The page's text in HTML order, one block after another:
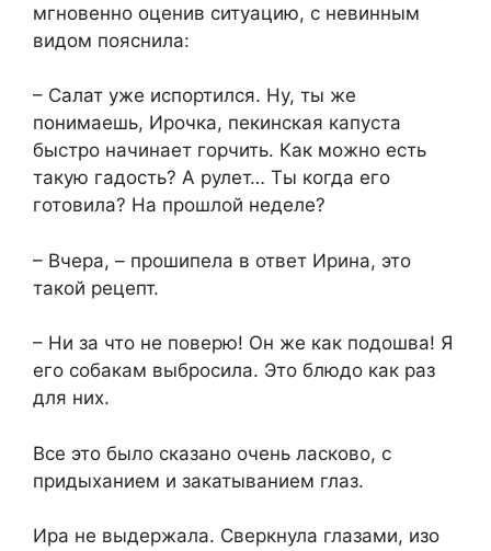
мгновенно оценив ситуацию, с невинным
видом пояснила:
– Салат уже испортился. Ну, ты же
понимаешь, Ирочка, пекинская капуста
быстро начинает горчить. Как можно есть
такую гадость? А рулет… Ты когда его
готовила? На прошлой неделе?
– Вчера, – прошипела в ответ Ирина, это
такой рецепт.
– Ни за что не поверю! Он же как подошва! Я
его собакам выбросила. Это блюдо как раз
для них.
Все это было сказано очень ласково, с
придыханием и закатыванием глаз.
Ира не выдержала. Сверкнула глазами, изо